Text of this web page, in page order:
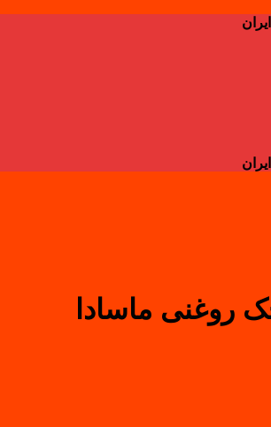
روغنی ماسادا